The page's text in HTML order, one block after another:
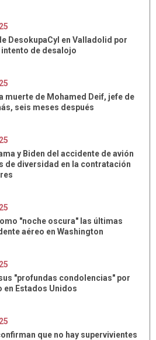
DesokupaCyl en Valladolid por
de desalojo
muerte de Mohamed Deif, jefe de
seis meses después
y Biden del accidente de avión
de diversidad en la contratación
"noche oscura" las últimas
aéreo en Washington
"profundas condolencias" por
en Estados Unidos
que no hay supervivientes